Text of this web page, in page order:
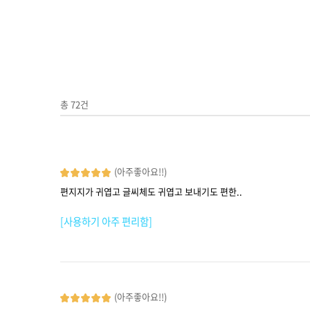
총72건
(아주좋아요!!)
편지지가 귀엽고 글씨체도 귀엽고 보내기도 편한..
[사용하기 아주 편리함]
(아주좋아요!!)